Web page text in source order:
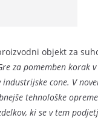
objekt za
za pomemben korak
cone. V
tehnološke
ki se v tem